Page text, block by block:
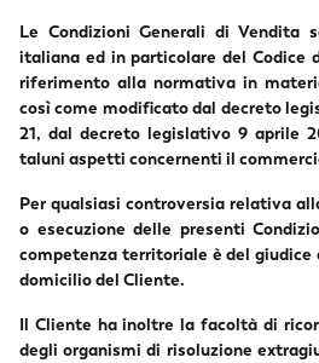
Le Condizioni Generali di Vendita
italiana ed in particolare del Codice
riferimento alla normativa in
così come modificato dal decreto
21, dal decreto legislativo 9 aprile
taluni aspetti concernenti il
Per qualsiasi controversia relativa
o esecuzione delle presenti
competenza territoriale è del giudice
domicilio del Cliente.
Il Cliente ha inoltre la facoltà di
degli organismi di risoluzione